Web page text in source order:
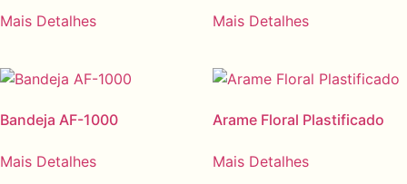
Mais Detalhes Mais Detalhes
Bandeja AF-1000
Mais Detalhes
Arame Floral Plastificado
Mais Detalhes